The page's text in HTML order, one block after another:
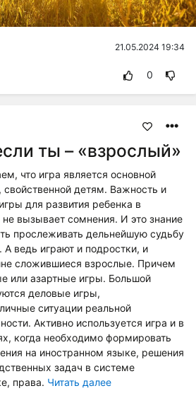
21.05.2024 19:34
0
ты – «взрослый»
что игра является основной
детям. Важность и
для развития ребенка в
вызывает сомнения. И это знание
прослеживать дельнейшую судьбу
А ведь играют и подростки, и
сложившиеся взрослые. Причем
или азартные игры. Большой
деловые игры,
ситуации реальной
Активно используется игра и в
когда необходимо формировать
на иностранном языке, решения
задач в системе
права. Читать далее